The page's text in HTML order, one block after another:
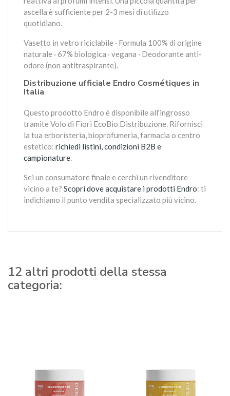
ascella è sufficiente per 2-3 mesi di utilizzo
quotidiano.
Vasetto in vetro riciclabile · Formula 100% di origine
naturale · 67% biologica · vegana · Deodorante anti-
odore (non antitraspirante).
Distribuzione ufficiale Endro Cosmétiques in
Italia
Questo prodotto Endro è disponibile all'ingrosso
tramite Volo di Fiori EcoBio Distribuzione. Rifornisci
la tua erboristeria, bioprofumeria, farmacia o centro
estetico: richiedi listini, condizioni B2B e
campionature.
Sei un consumatore finale e cerchi un rivenditore
vicino a te? Scopri dove acquistare i prodotti Endro: ti
indichiamo il punto vendita specializzato più vicino.
12 altri prodotti della stessa
categoria: